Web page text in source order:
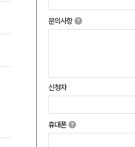
문의사항
신청자
휴대폰